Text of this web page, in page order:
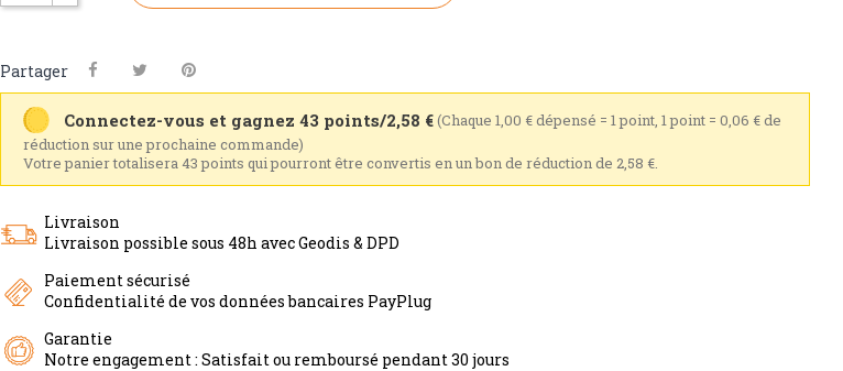
Partager
Connectez-vous et gagnez 43 points/2,58 €(Chaque 1,00 € dépensé = 1 point, 1 point = 0,06 € de
réduction sur une prochaine commande)
Votre panier totalisera 43 points qui pourront être convertis en un bon de réduction de 2,58 €.
Livraison
Livraison possible sous 48h avec Geodis & DPD
Paiement sécurisé
Confidentialité de vos données bancaires PayPlug
Garantie
Notre engagement : Satisfait ou remboursé pendant 30 jours